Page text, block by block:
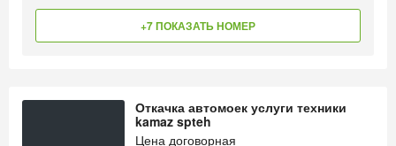
+7 ПОКАЗАТЬ НОМЕР
Откачка автомоек услуги техники
kamaz spteh
Цена договорная